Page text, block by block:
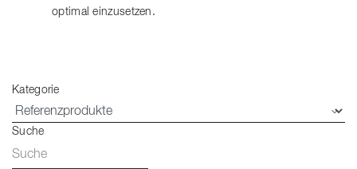
optimal einzusetzen.
Kategorie
Suche